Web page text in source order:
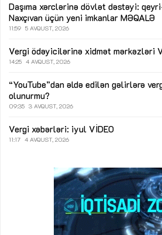
Daşıma xərclərinə dövlət dəstəyi:
Naxçıvan üçün yeni imkanlar MƏQALƏ
11:59 5 AVQUST, 2026
Vergi ödəyicilərinə xidmət mərkəzləri
14:25 4 AVQUST, 2026
“YouTube”dan əldə edilən gəlirlərə
olunurmu?
09:35 3 AVQUST, 2026
Vergi xəbərləri: iyul VİDEO
11:17 4 AVQUST, 2026